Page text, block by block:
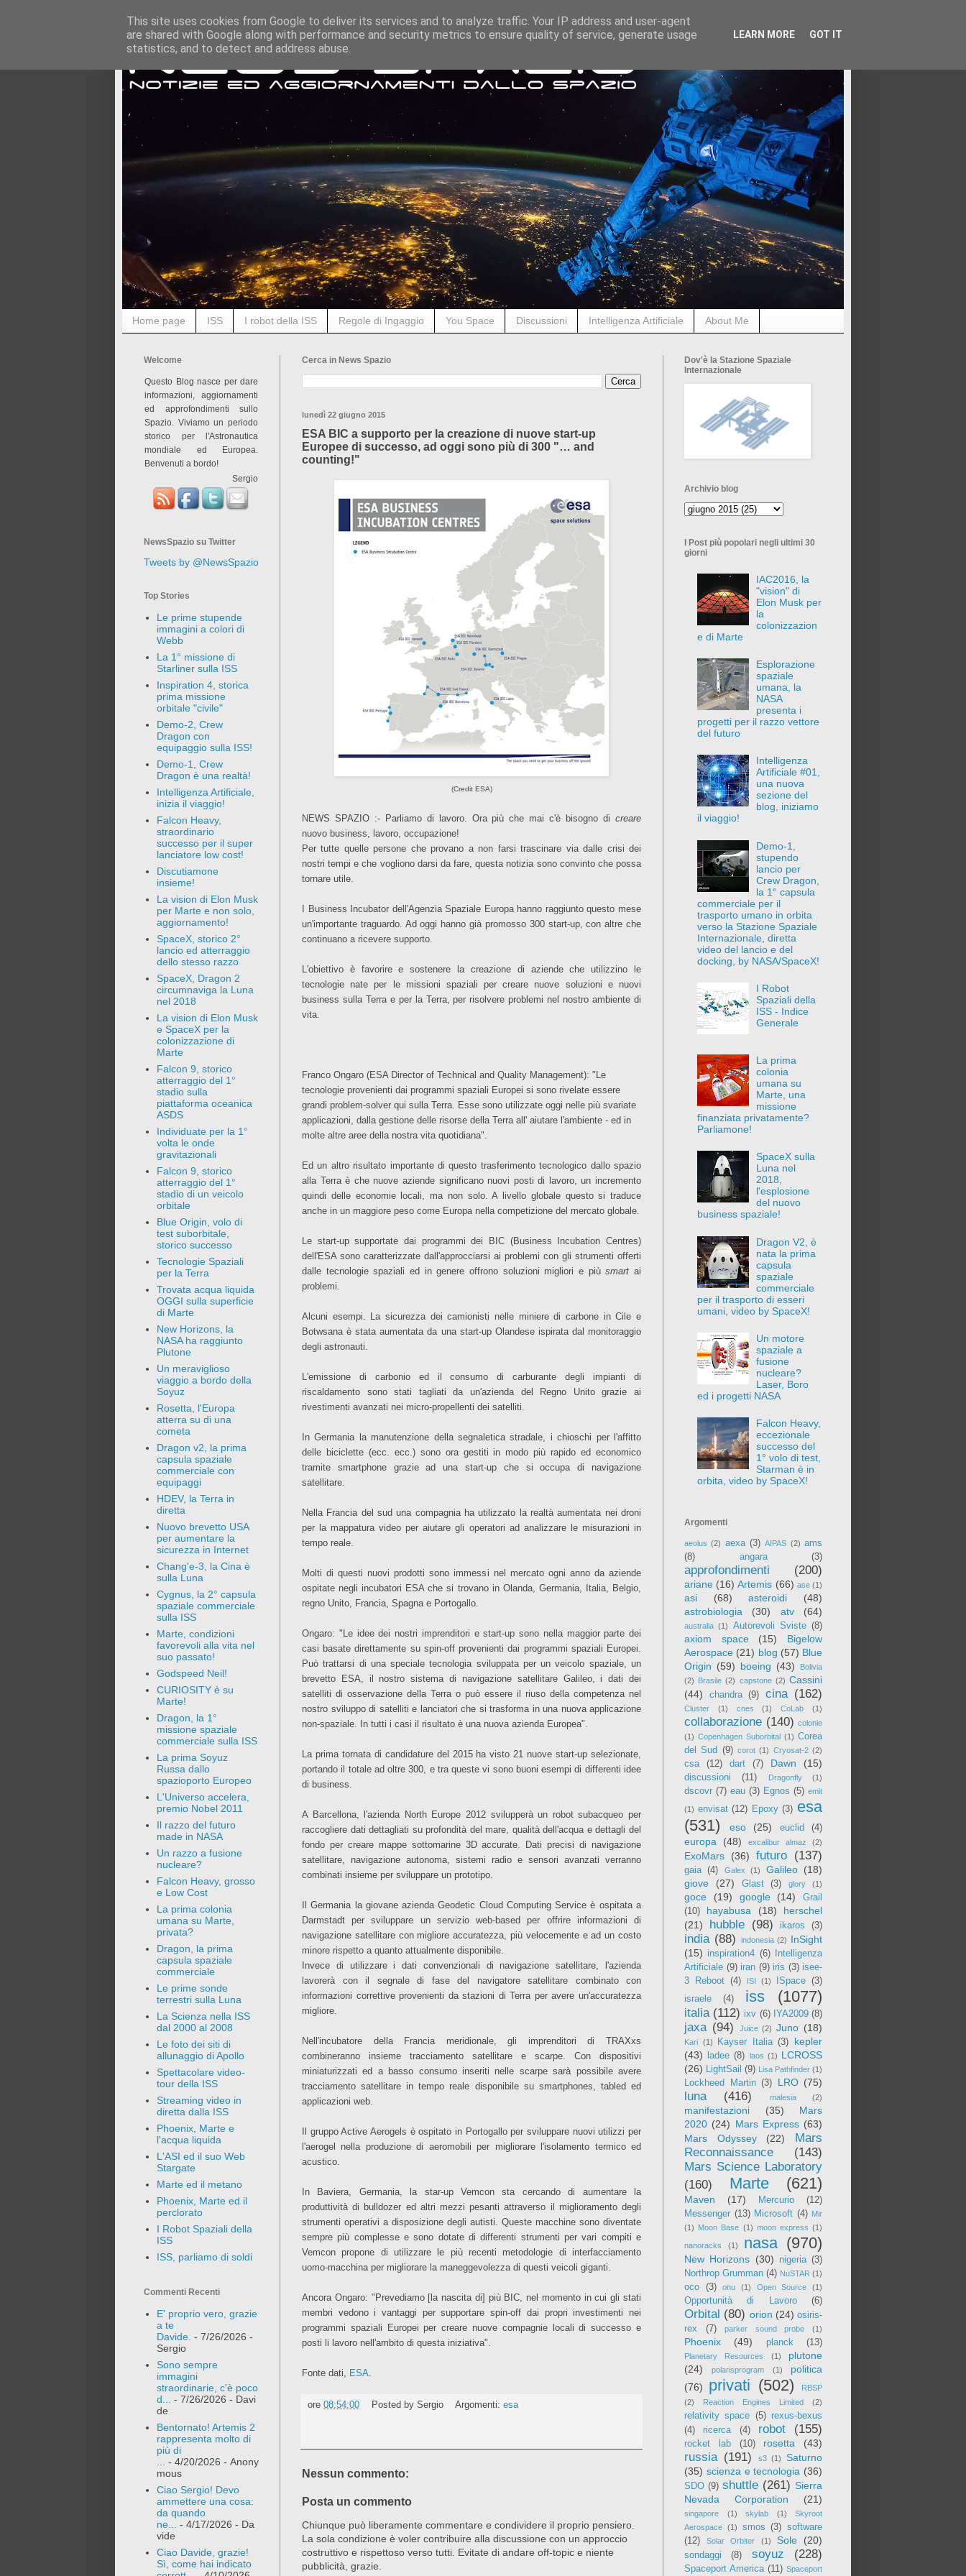
Home page ISS I robot della ISS Regole di Ingaggio You Space Discussioni Intelligenza Artificiale About Me
Cerca in News Spazio
lunedì 22 giugno 2015
ESA BIC a supporto per la creazione di nuove start-up
Europee di successo, ad oggi sono più di 300 "… and
counting!"
(Credit ESA)
NEWS SPAZIO :- Parliamo di lavoro. Ora più che mai c'è bisogno di creare
nuovo business, lavoro, occupazione!
Per tutte quelle persone che provano a non farsi trascinare via dalle crisi dei
nostri tempi e che vogliono darsi da fare, questa notizia sono convinto che possa
tornare utile.
I Business Incubator dell'Agenzia Spaziale Europa hanno raggiunto questo mese
un'importante traguardo. Ad oggi hanno già promosso 300 start-up, con altre che
continuano a ricevere supporto.
L'obiettivo è favorire e sostenere la creazione di aziende che utilizzino le
tecnologie nate per le missioni spaziali per creare nuove soluzioni e nuovi
business sulla Terra e per la Terra, per risolvere problemi nel nostro ambiente di
vita.
Franco Ongaro (ESA Director of Technical and Quality Management): "Le
tecnologie provenienti dai programmi spaziali Europei si sono rivelate essere
grandi problem-solver qui sulla Terra. Esse sono utilizzate oggi nelle più svariate
applicazioni, dalla gestione delle risorse della Terra all' aiutare l'ambiente - ed in
molte altre aree della nostra vita quotidiana".
Ed un altro risultato importante di questo trasferimento tecnologico dallo spazio
alla Terra è che nuove aziende significano nuovi posti di lavoro, un incremento
quindi delle economie locali, ma non solo. A livello globale questo si traduce
anche in un maggiore peso come Europa nella competizione del mercato globale.
Le start-up supportate dai programmi dei BIC (Business Incubation Centres)
dell'ESA sono caratterizzate dall'approcciarsi ai problemi con gli strumenti offerti
dalle tecnologie spaziali ed in genere offrono soluzioni migliori e piùsmart ai
problemi.
Alcuni esempi. La sicurezza dei camionisti nelle miniere di carbone in Cile e
Botwsana è stata aumentata da una start-up Olandese ispirata dal monitoraggio
degli astronauti.
L'emissione di carbonio ed il consumo di carburante degli impianti di
riscaldamento sono stati tagliati da un'azienda del Regno Unito grazie ai
rivestimenti avanzati nei micro-propellenti dei satelliti.
In Germania la manutenzione della segnaletica stradale, i chioschi per l'affitto
delle biciclette (ecc. ecc.) sono ora gestiti in modo più rapido ed economico
tramite smartphone grazie ad una start-up che si occupa di navigazione
satellitare.
Nella Francia del sud una compagnia ha utilizzato la realtà aumentata nei droni
per la mappatura video per aiutare gli operatori ad analizzare le misurazioni in
tempo reale.
Molti di questi nuovi prodotti sono immessi nel mercato ogni anno da aziende
ospitate negli incubatori ESA che si trovano in Olanda, Germania, Italia, Belgio,
regno Unito, Francia, Spagna e Portogallo.
Ongaro: "Le idee dei nostri imprenditori e start-up sono nella maggior parte dei
casi basate direttamente su spin-off provenienti dai programmi spaziali Europei.
Può trattarsi di una speciale tecnologia sviluppata per un veicolo spaziale, un
brevetto ESA, il nostro sistema di navigazione satellitare Galileo, i dati dei
satelliti di osservazione della Terra o può essere il riuso della competenza nel
nostro sviluppo di satelliti e lanciatori che si trasforma in una nuova applicazione
non-spaziale. In tutti i casi il risultato è una nuova azienda Europea".
La prima tornata di candidature del 2015 ha visto 21 nuove start-up selezionate,
portando il totale ad oltre 300, e tra queste vi sono buoni esempi di differenti idee
di business.
A Barcellona, l'azienda North Europe 2012 svilupperà un robot subacqueo per
raccogliere dati dettagliati su profondità del mare, qualità dell'acqua e dettagli del
fondo per creare mappe sottomarine 3D accurate. Dati precisi di navigazione
satellitare, navigazione autonoma, sistemi radio e sensori avanzati verranno
combinati insieme per sviluppare un prototipo.
Il Germania la giovane azienda Geodetic Cloud Computing Service è ospitata a
Darmstadt per sviluppare un servizio web-based per offrire informazioni di
navigazione satellitare con migliore accuratezza, più velocemente e ad un costo
minore rispetto a quanto attualmente disponibile.
Invece di utilizzare i dati convenzionali di navigazione satellitare, l'azienda
lavorerà con il segnale di fase del navigatore satellitare combinato con
informazioni correttive provenienti da stazioni di Terra per avere un'accuratezza
migliore.
Nell'incubatore della Francia meridionale, gli imprenditori di TRAXxs
combineranno insieme tracciamento satellitare e scarpe. Con dispositivi
miniaturizzati ed a basso consumo inseriti nelle scarpe sarà possibile avere
tracciamento satellitare in tempo reale disponibile su smartphones, tabled ed
applicazioni web.
Il gruppo Active Aerogels è ospitato in Portogallo per sviluppare nuovi utilizzi per
l'aerogel nella produzione di aeromobili per migliorare l'isolamento termico ed
acustico.
In Baviera, Germania, la star-up Vemcon sta cercando di aumentare la
produttività di bulldozer ed altri mezzi pesanti attraverso il miglioramento degli
strumenti operativi a disposizione degli autisti. Queste macchine sono diventate
sempre più complesse e sono dotate di differenti strumenti per vari compiti e
Vemcon propone di utilizzare le più recenti metodologie di interfacciamento
uomo-macchina per migliorare la maneggevolezza di questi veicoli giganti.
Ancora Ongaro: "Prevediamo [la nascita di] più BIC, nel momento in cui gli stati
membri vedono i vantaggi per supportare spin-off dai propri investimenti nei
programmi spaziali Europei per creare nuove compagnie locali di successo e
posti li lavoro nell'ambito di questa iniziativa".
Fonte dati, ESA
ore 08:54:00 Posted by Sergio Argomenti:esa
Nessun commento:
Posta un commento
Chiunque può liberamente commentare e condividere il proprio pensiero.
La sola condizione è voler contribuire alla discussione con un approccio
costruttivo e rispettoso verso tutti. Evitate di andare off-topic e niente
pubblicità, grazie.
Welcome
Questo Blog nasce per dare
informazioni, aggiornamenti
ed approfondimenti sullo
Spazio. Viviamo un periodo
storico per l'Astronautica
mondiale ed Europea.
Benvenuti a bordo!
Sergio
NewsSpazio su Twitter
Tweets by @NewsSpazio
Top Stories
Le prime stupende
immagini a colori di
Webb
La 1° missione di
Starliner sulla ISS
Inspiration 4, storica
prima missione
orbitale "civile"
Demo-2, Crew
Dragon con
equipaggio sulla ISS!
Demo-1, Crew
Dragon è una realtà!
Intelligenza Artificiale,
inizia il viaggio!
Falcon Heavy,
straordinario
successo per il super
lanciatore low cost!
Discutiamone
insieme!
La vision di Elon Musk
per Marte e non solo,
aggiornamento!
SpaceX, storico 2°
lancio ed atterraggio
dello stesso razzo
SpaceX, Dragon 2
circumnaviga la Luna
nel 2018
La vision di Elon Musk
e SpaceX per la
colonizzazione di
Marte
Falcon 9, storico
atterraggio del 1°
stadio sulla
piattaforma oceanica
ASDS
Individuate per la 1°
volta le onde
gravitazionali
Falcon 9, storico
atterraggio del 1°
stadio di un veicolo
orbitale
Blue Origin, volo di
test suborbitale,
storico successo
Tecnologie Spaziali
per la Terra
Trovata acqua liquida
OGGI sulla superficie
di Marte
New Horizons, la
NASA ha raggiunto
Plutone
Un meraviglioso
viaggio a bordo della
Soyuz
Rosetta, l'Europa
atterra su di una
cometa
Dragon v2, la prima
capsula spaziale
commerciale con
equipaggi
HDEV, la Terra in
diretta
Nuovo brevetto USA
per aumentare la
sicurezza in Internet
Chang'e-3, la Cina è
sulla Luna
Cygnus, la 2° capsula
spaziale commerciale
sulla ISS
Marte, condizioni
favorevoli alla vita nel
suo passato!
Godspeed Neil!
CURIOSITY è su
Marte!
Dragon, la 1°
missione spaziale
commerciale sulla ISS
La prima Soyuz
Russa dallo
spazioporto Europeo
L'Universo accelera,
premio Nobel 2011
Il razzo del futuro
made in NASA
Un razzo a fusione
nucleare?
Falcon Heavy, grosso
e Low Cost
La prima colonia
umana su Marte,
privata?
Dragon, la prima
capsula spaziale
commerciale
Le prime sonde
terrestri sulla Luna
La Scienza nella ISS
dal 2000 al 2008
Le foto dei siti di
allunaggio di Apollo
Spettacolare video-
tour della ISS
Streaming video in
diretta dalla ISS
Phoenix, Marte e
l'acqua liquida
L'ASI ed il suo Web
Stargate
Marte ed il metano
Phoenix, Marte ed il
perclorato
I Robot Spaziali della
ISS
ISS, parliamo di soldi
Commenti Recenti
E' proprio vero, grazie
a te
Davide. - 7/26/2026 -
Sergio
Sono sempre
immagini
straordinarie, c'è poco
d... - 7/26/2026 - Davi
de
Bentornato! Artemis 2
rappresenta molto di
più di
... - 4/20/2026 - Anony
mous
Ciao Sergio! Devo
ammettere una cosa:
da quando
ne... - 4/17/2026 - Da
vide
Ciao Davide, grazie!
Sì, come hai indicato
Dov'è la Stazione Spaziale
Internazionale
Archivio blog
I Post più popolari negli ultimi 30
giorni
IAC2016, la
"vision" di
Elon Musk per
la
colonizzazion
e di Marte
Esplorazione
spaziale
umana, la
NASA
presenta i
progetti per il razzo vettore
del futuro
Intelligenza
Artificiale #01,
una nuova
sezione del
blog, iniziamo
il viaggio!
Demo-1,
stupendo
lancio per
Crew Dragon,
la 1° capsula
commerciale per il
trasporto umano in orbita
verso la Stazione Spaziale
Internazionale, diretta
video del lancio e del
docking, by NASA/SpaceX!
I Robot
Spaziali della
ISS - Indice
Generale
La prima
colonia
umana su
Marte, una
missione
finanziata privatamente?
Parliamone!
SpaceX sulla
Luna nel
2018,
l'esplosione
del nuovo
business spaziale!
Dragon V2, è
nata la prima
capsula
spaziale
commerciale
per il trasporto di esseri
umani, video by SpaceX!
Un motore
spaziale a
fusione
nucleare?
Laser, Boro
ed i progetti NASA
Falcon Heavy,
eccezionale
successo del
1° volo di test,
Starman è in
orbita, video by SpaceX!
Argomenti
aeolus (2) aexa (3) AIPAS (2) ams
(8)
angara (3)
approfondimenti (200)
ariane (16) Artemis (66) ase (1)
asi (68) asteroidi
(48)
astrobiologia
(30) atv (64)
australia (1) Autorevoli Sviste (8)
axiom space (15)
Bigelow
Aerospace (21) blog (57) Blue
Origin (59) boeing (43)
Bolivia
(2) Brasile (2) capstone (2) Cassini
(44)
chandra (9) cina (162)
Cluster (1) cnes (1) CoLab (1)
collaborazione (140) colonie
(1) Copenhagen Suborbital (1) Corea
del Sud (9) corot (1) Cryosat-2 (2)
csa (12) dart (7) Dawn (15)
discussioni (11) Dragonfly (1)
dscovr (7) eau (3) Egnos (5) emit
(1) envisat (12) Epoxy (3) esa
(531)
eso (25) euclid (4)
europa (48) excalibur almaz (2)
ExoMars (36) futuro (137)
gaia (4) Galex (1) Galileo (18)
giove
(27) Glast (3) glory (1)
goce (19) google (14)
Grail
(10)
hayabusa (18)
herschel
(21)
hubble (98) ikaros (3)
india (88) indonesia (2) InSight
(15) inspiration4 (6)
Intelligenza
Artificiale (9) iran (9) iris (3) isee-
3 Reboot (4) ISI (1) ISpace (3)
israele
(4) iss (1077)
italia (112) ixv (6) IYA2009 (8)
jaxa (94) Juice (2) Juno (18)
Kari (1) Kayser Italia (3)
kepler
(43)
ladee (8) laos (1) LCROSS
(26) LightSail (9) Lisa Pathfinder (1)
Lockheed Martin (3) LRO (75)
luna (416) malesia (2)
manifestazioni (35)
Mars
2020 (24) Mars Express (63)
Mars Odyssey
(22)
Mars
Reconnaissance
(143)
Mars Science Laboratory
(160)
Marte (621)
Maven (17) Mercurio
(12)
Messenger (13) Microsoft (4) Mir
(1) Moon Base (1) moon express (1)
nanoracks (1) nasa (970)
New Horizons (30) nigeria (3)
Northrop Grumman (4) NuSTAR (1)
oco (3) onu (1) Open Source (1)
Opportunità di Lavoro (6)
Orbital (80) orion (24) osiris-
rex
(7) parker sound probe (1)
Phoenix (49) planck (13)
Planetary Resources (1)
plutone
(24)
polarisprogram (1)
politica
(76)
privati (502)
RBSP
(2)
Reaction Engines Limited (2)
relativity space (5) rexus-bexus
(4)
ricerca (4) robot (155)
rocket lab (10) rosetta (43)
russia (191) s3 (1)
Saturno
(35) scienza e tecnologia (36)
SDO (9) shuttle (261) Sierra
Nevada Corporation
(21)
singapore (1) skylab (1)
Skyroot
Aerospace (1) smos (3) software
(12)
Solar Orbiter (1) Sole (20)
sondaggi (8) soyuz (228)
Spaceport America (11) Spaceport
This site uses cookies from Google to deliver its services and to analyze traffic. Your IP address and user-agent
are shared with Google along with performance and security metrics to ensure quality of service, generate usage
statistics, and to detect and address abuse.
LEARN MORE GOT IT